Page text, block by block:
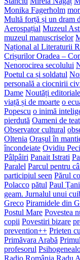
Monika Fagerholm
Multă forță și un dram
Aerospațial Muzeul
muzeul manuscriselor
Național al Literaturii
Crișurilor Oradea –
Nenorocirea secolului
Poetul ca și soldatul
personală a ciocnirii
Dame Noutăți editoriale
viață și de moarte o
Popescu o inimă
pierdută Oameni de
Observator cultural
Oltenia Orașul în
încondeiate Ovidiu
Pâlpâiri Panait Istrati
Paralel Parcul pentru
participiul seen Părul
Polacco pătul Paul
geam. Jurnalul unui
Greco Piramidele din
Postul Mare Povestea
copii Povestiri bizare
prevention++ Prieten
Primăvara Arabă
profesorul